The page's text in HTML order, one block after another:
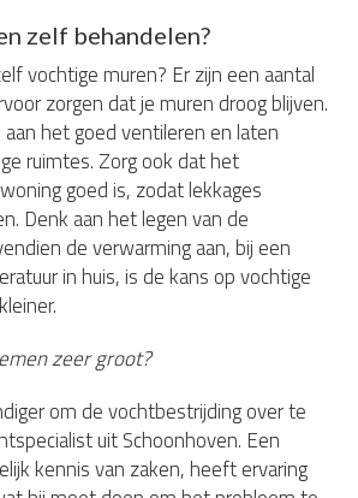
zelf behandelen?
vochtige muren? Er zijn een aantal
zorgen dat je muren droog blijven.
het goed ventileren en laten
ruimtes. Zorg ook dat het
goed is, zodat lekkages
Denk aan het legen van de
de verwarming aan, bij een
in huis, is de kans op vochtige
zeer groot?
om de vochtbestrijding over te
uit Schoonhoven. Een
kennis van zaken, heeft ervaring